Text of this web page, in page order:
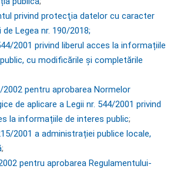
privind protecţia datelor cu caracter
Legea nr. 190/2018;
2001 privind liberul acces la informațiile
cu modificările și completările
2002 pentru aprobarea Normelor
de aplicare a Legii nr. 544/2001 privind
la informațiile de interes public;
2001 a administrației publice locale,
;
pentru aprobarea Regulamentului-